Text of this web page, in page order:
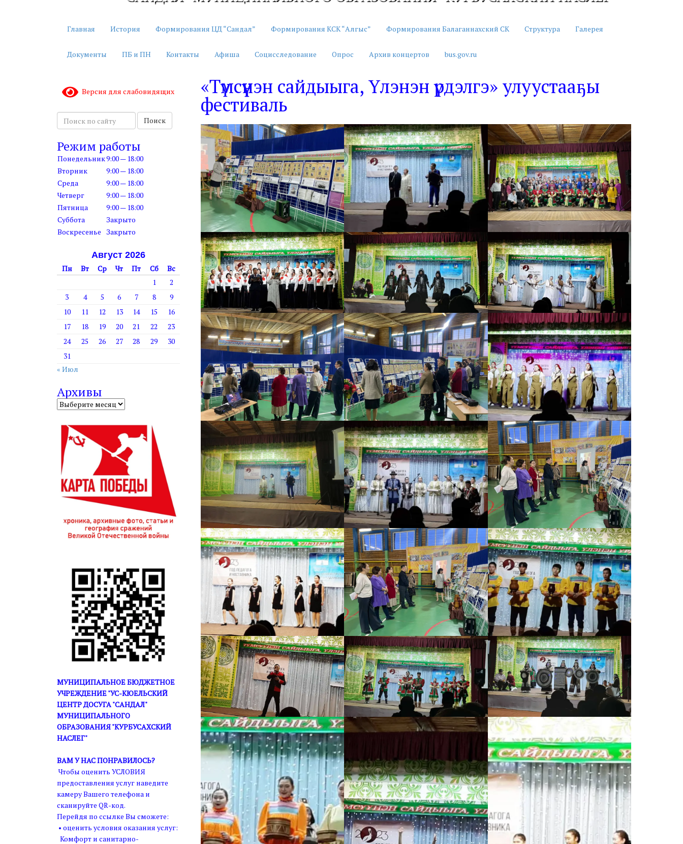
Главная История Формирования ЦД “Сандал” Формирования КСК “Алгыс” Формирования Балаганнахский СК Структура Галерея
Документы ПБ и ПН Контакты Афиша Социсследование Опрос Архив концертов bus.gov.ru
«Түмсүүнэн сайдыыга, Үлэнэн үрдэлгэ» улуустааҕы
фестиваль
Версия для слабовидящих
П
о
с
к
п
о
с
а
й
т
Поиск
Режим работы
Понедельник9:00 — 18:00
Вторник
9:00 — 18:00
Среда
9:00 — 18:00
Четверг
9:00 — 18:00
Пятница
9:00 — 18:00
Суббота
Закрыто
Воскресенье
Закрыто
Август 2026
Пн Вт Ср Чт Пт Сб
Вс
1
2
3
4 5 6 7 8
9
10
11 12 13 14 15
16
17
18 19 20 21 22
23
24
25 26 27 28 29
30
31
« Июл
Архивы
МУНИЦИПАЛЬНОЕ БЮДЖЕТНОЕ
УЧРЕЖДЕНИЕ "УС-КЮЕЛЬСКИЙ
ЦЕНТР ДОСУГА "САНДАЛ"
МУНИЦИПАЛЬНОГО
ОБРАЗОВАНИЯ "КУРБУСАХСКИЙ
НАСЛЕГ"
ВАМ У НАС ПОНРАВИЛОСЬ?
Чтобы оценить УСЛОВИЯ
предоставления услуг наведите
камеру Вашего телефона и
сканируйте QR-код.
Перейдя по ссылке Вы сможете:
• оценить условия оказания услуг:
Комфорт и санитарно-